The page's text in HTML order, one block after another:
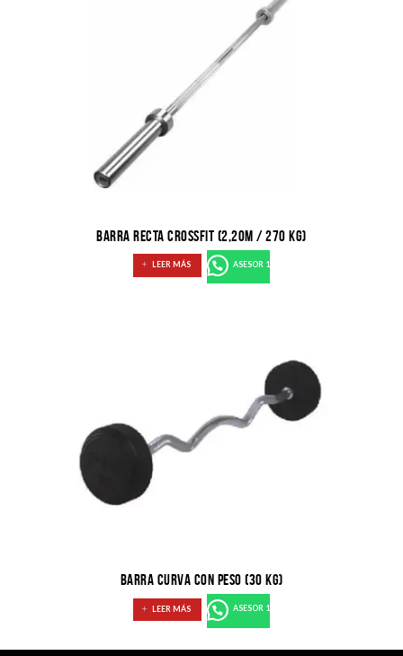
BARRA RECTA CROSSFIT (2,20M / 270 KG)
LEER MÁS ASESOR 1
BARRA CURVA CON PESO (30 KG)
LEER MÁS ASESOR 1